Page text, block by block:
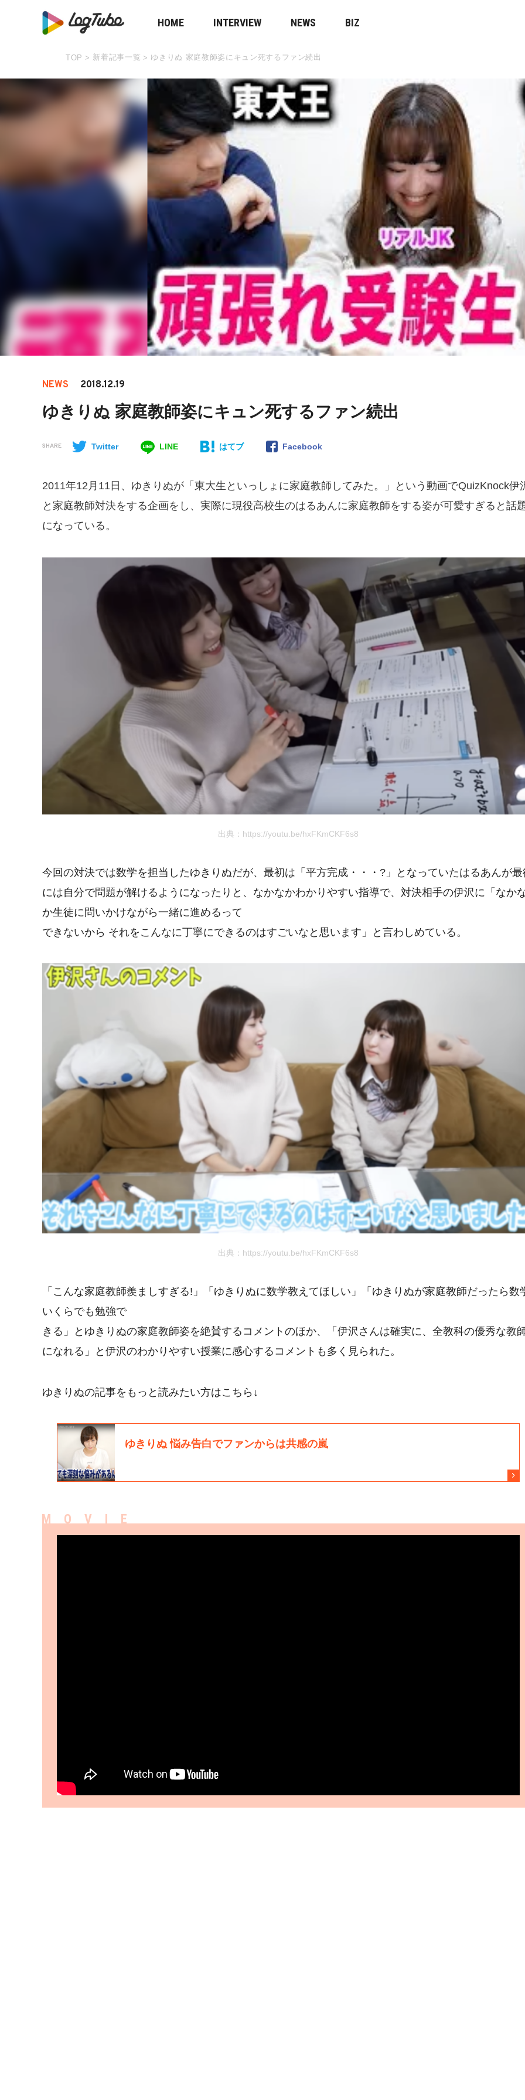
HOME INTERVIEW NEWS BIZ
TOP > 新着記事一覧 > ゆきりぬ 家庭教師姿にキュン死するファン続出
NEWS 2018.12.19
ゆきりぬ 家庭教師姿にキュン死するファン続出
SHARE Twitter LINE はてブ Facebook
2011年12月11日、ゆきりぬが「東大生といっしょに家庭教師してみた。」という動画でQuizKnock伊
と家庭教師対決をする企画をし、実際に現役高校生のはるあんに家庭教師をする姿が可愛すぎると話
になっている。
出典：https://youtu.be/hxFKmCKF6s8
今回の対決では数学を担当したゆきりぬだが、最初は「平方完成・・・?」となっていたはるあんが最
には自分で問題が解けるようになったりと、なかなかわかりやすい指導で、対決相手の伊沢に「なか
か生徒に問いかけながら一緒に進めるって
できないから それをこんなに丁寧にできるのはすごいなと思います」と言わしめている。
出典：https://youtu.be/hxFKmCKF6s8
「こんな家庭教師羨ましすぎる!」「ゆきりぬに数学教えてほしい」「ゆきりぬが家庭教師だったら数
いくらでも勉強で
きる」とゆきりぬの家庭教師姿を絶賛するコメントのほか、「伊沢さんは確実に、全教科の優秀な教
になれる​」と伊沢のわかりやすい授業に感心するコメントも多く見られた。
ゆきりぬの記事をもっと読みたい方はこちら↓